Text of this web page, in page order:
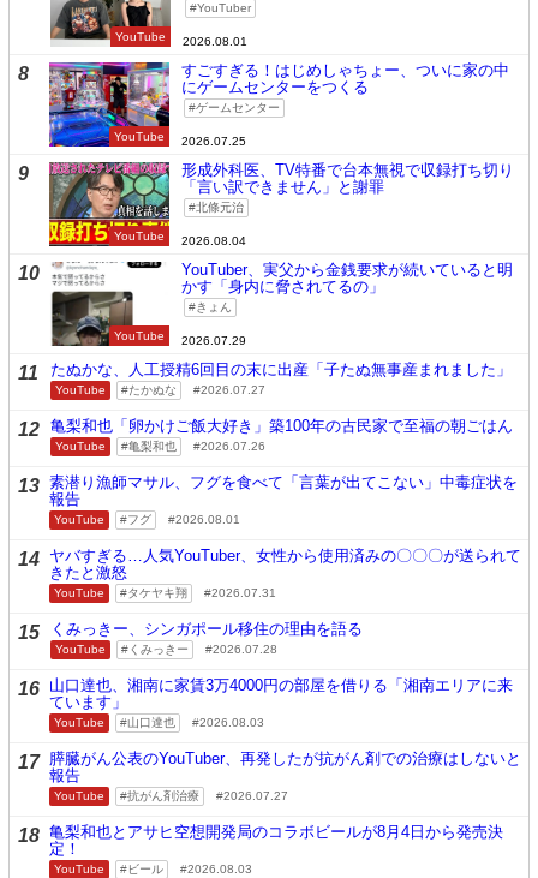
YouTube
YouTuber
2026.08.01
8
YouTube
すごすぎる！はじめしゃちょー、ついに家の中
にゲームセンターをつくる
ゲームセンター
2026.07.25
9
YouTube
形成外科医、TV特番で台本無視で収録打ち切り
「言い訳できません」と謝罪
北條元治
2026.08.04
10
YouTube
YouTuber、実父から金銭要求が続いていると明
かす「身内に脅されてるの」
きょん
2026.07.29
11 たぬかな、人工授精6回目の末に出産「子たぬ無事産まれました」
YouTube たかぬな 2026.07.27
12 亀梨和也「卵かけご飯大好き」築100年の古民家で至福の朝ごはん
YouTube 亀梨和也 2026.07.26
13 素潜り漁師マサル、フグを食べて「言葉が出てこない」中毒症状を
報告
YouTube フグ 2026.08.01
14 ヤバすぎる…人気YouTuber、女性から使用済みの〇〇〇が送られて
きたと激怒
YouTube タケヤキ翔 2026.07.31
15 くみっきー、シンガポール移住の理由を語る
YouTube くみっきー 2026.07.28
16 山口達也、湘南に家賃3万4000円の部屋を借りる「湘南エリアに来
ています」
YouTube 山口達也 2026.08.03
17 膵臓がん公表のYouTuber、再発したが抗がん剤での治療はしないと
報告
YouTube 抗がん剤治療 2026.07.27
18 亀梨和也とアサヒ空想開発局のコラボビールが8月4日から発売決
定！
YouTube ビール 2026.08.03